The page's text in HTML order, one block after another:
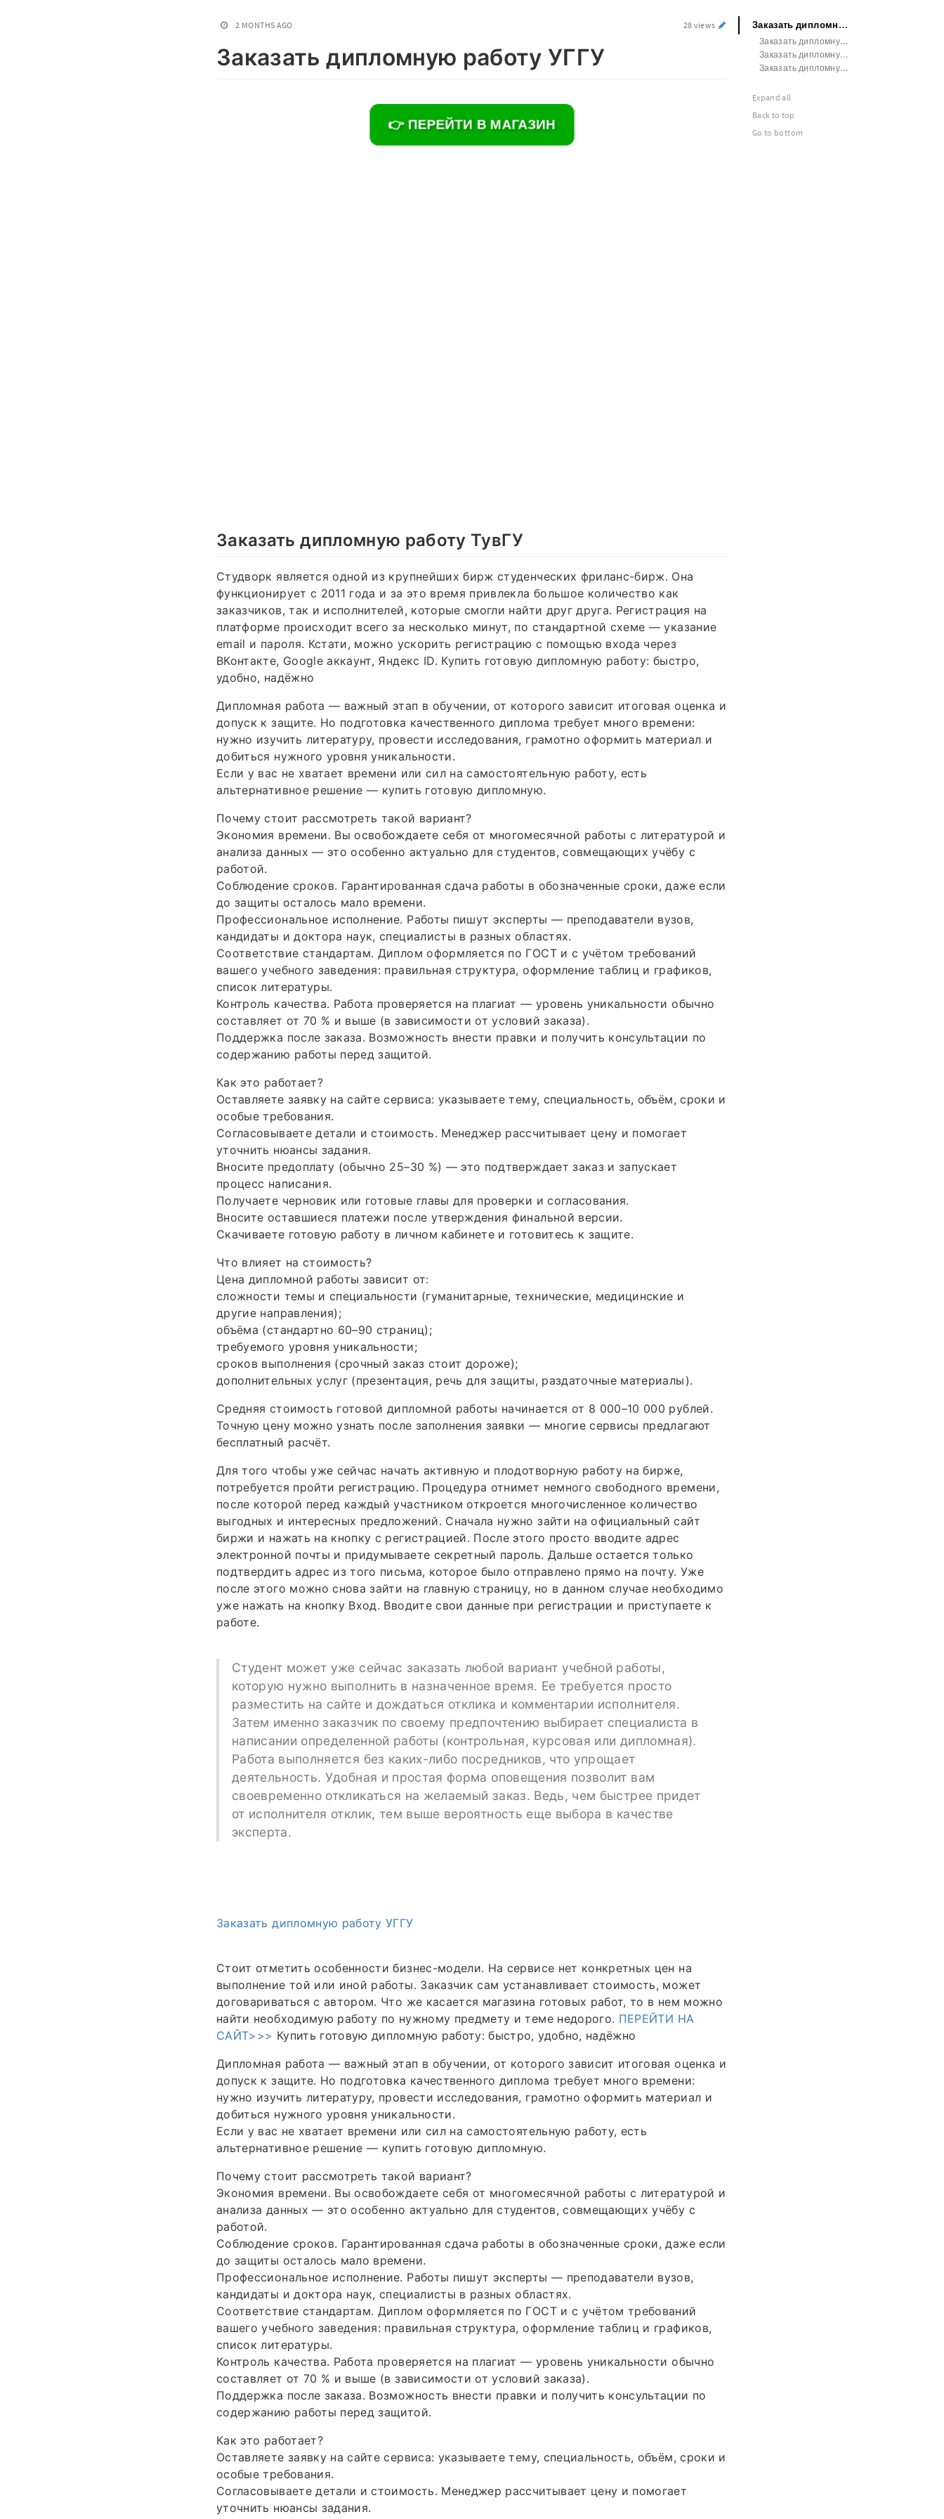
2 MONTHS AGO 28 views
Заказать дипломную работу УГГУ
👉 ПЕРЕЙТИ В МАГАЗИН
Заказать дипломную работу ТувГУ
Студворк является одной из крупнейших бирж студенческих фриланс-бирж. Она
функционирует с 2011 года и за это время привлекла большое количество как
заказчиков, так и исполнителей, которые смогли найти друг друга. Регистрация на
платформе происходит всего за несколько минут, по стандартной схеме — указание
email и пароля. Кстати, можно ускорить регистрацию с помощью входа через
ВКонтакте, Google аккаунт, Яндекс ID. Купить готовую дипломную работу: быстро,
удобно, надёжно
Дипломная работа — важный этап в обучении, от которого зависит итоговая оценка и
допуск к защите. Но подготовка качественного диплома требует много времени:
нужно изучить литературу, провести исследования, грамотно оформить материал и
добиться нужного уровня уникальности.
Если у вас не хватает времени или сил на самостоятельную работу, есть
альтернативное решение — купить готовую дипломную.
Почему стоит рассмотреть такой вариант?
Экономия времени. Вы освобождаете себя от многомесячной работы с литературой и
анализа данных — это особенно актуально для студентов, совмещающих учёбу с
работой.
Соблюдение сроков. Гарантированная сдача работы в обозначенные сроки, даже если
до защиты осталось мало времени.
Профессиональное исполнение. Работы пишут эксперты — преподаватели вузов,
кандидаты и доктора наук, специалисты в разных областях.
Соответствие стандартам. Диплом оформляется по ГОСТ и с учётом требований
вашего учебного заведения: правильная структура, оформление таблиц и графиков,
список литературы.
Контроль качества. Работа проверяется на плагиат — уровень уникальности обычно
составляет от 70 % и выше (в зависимости от условий заказа).
Поддержка после заказа. Возможность внести правки и получить консультации по
содержанию работы перед защитой.
Как это работает?
Оставляете заявку на сайте сервиса: указываете тему, специальность, объём, сроки и
особые требования.
Согласовываете детали и стоимость. Менеджер рассчитывает цену и помогает
уточнить нюансы задания.
Вносите предоплату (обычно 25–30 %) — это подтверждает заказ и запускает
процесс написания.
Получаете черновик или готовые главы для проверки и согласования.
Вносите оставшиеся платежи после утверждения финальной версии.
Скачиваете готовую работу в личном кабинете и готовитесь к защите.
Что влияет на стоимость?
Цена дипломной работы зависит от:
сложности темы и специальности (гуманитарные, технические, медицинские и
другие направления);
объёма (стандартно 60–90 страниц);
требуемого уровня уникальности;
сроков выполнения (срочный заказ стоит дороже);
дополнительных услуг (презентация, речь для защиты, раздаточные материалы).
Средняя стоимость готовой дипломной работы начинается от 8 000–10 000 рублей.
Точную цену можно узнать после заполнения заявки — многие сервисы предлагают
бесплатный расчёт.
Для того чтобы уже сейчас начать активную и плодотворную работу на бирже,
потребуется пройти регистрацию. Процедура отнимет немного свободного времени,
после которой перед каждый участником откроется многочисленное количество
выгодных и интересных предложений. Сначала нужно зайти на официальный сайт
биржи и нажать на кнопку с регистрацией. После этого просто вводите адрес
электронной почты и придумываете секретный пароль. Дальше остается только
подтвердить адрес из того письма, которое было отправлено прямо на почту. Уже
после этого можно снова зайти на главную страницу, но в данном случае необходимо
уже нажать на кнопку Вход. Вводите свои данные при регистрации и приступаете к
работе.
Студент может уже сейчас заказать любой вариант учебной работы,
которую нужно выполнить в назначенное время. Ее требуется просто
разместить на сайте и дождаться отклика и комментарии исполнителя.
Затем именно заказчик по своему предпочтению выбирает специалиста в
написании определенной работы (контрольная, курсовая или дипломная).
Работа выполняется без каких-либо посредников, что упрощает
деятельность. Удобная и простая форма оповещения позволит вам
своевременно откликаться на желаемый заказ. Ведь, чем быстрее придет
от исполнителя отклик, тем выше вероятность еще выбора в качестве
эксперта.
Заказать дипломную работу УГГУ
Стоит отметить особенности бизнес-модели. На сервисе нет конкретных цен на
выполнение той или иной работы. Заказчик сам устанавливает стоимость, может
договариваться с автором. Что же касается магазина готовых работ, то в нем можно
найти необходимую работу по нужному предмету и теме недорого. ПЕРЕЙТИ НА
САЙТ>>> Купить готовую дипломную работу: быстро, удобно, надёжно
Дипломная работа — важный этап в обучении, от которого зависит итоговая оценка и
допуск к защите. Но подготовка качественного диплома требует много времени:
нужно изучить литературу, провести исследования, грамотно оформить материал и
добиться нужного уровня уникальности.
Если у вас не хватает времени или сил на самостоятельную работу, есть
альтернативное решение — купить готовую дипломную.
Почему стоит рассмотреть такой вариант?
Экономия времени. Вы освобождаете себя от многомесячной работы с литературой и
анализа данных — это особенно актуально для студентов, совмещающих учёбу с
работой.
Соблюдение сроков. Гарантированная сдача работы в обозначенные сроки, даже если
до защиты осталось мало времени.
Профессиональное исполнение. Работы пишут эксперты — преподаватели вузов,
кандидаты и доктора наук, специалисты в разных областях.
Соответствие стандартам. Диплом оформляется по ГОСТ и с учётом требований
вашего учебного заведения: правильная структура, оформление таблиц и графиков,
список литературы.
Контроль качества. Работа проверяется на плагиат — уровень уникальности обычно
составляет от 70 % и выше (в зависимости от условий заказа).
Поддержка после заказа. Возможность внести правки и получить консультации по
содержанию работы перед защитой.
Как это работает?
Оставляете заявку на сайте сервиса: указываете тему, специальность, объём, сроки и
особые требования.
Согласовываете детали и стоимость. Менеджер рассчитывает цену и помогает
уточнить нюансы задания.
Заказать дипломную работу УГГУ
Заказать дипломную работу ТувГУ
Заказать дипломную работу Княгининский университет
Заказать дипломную работу АнГТУ
Expand all
Back to top
Go to bottom